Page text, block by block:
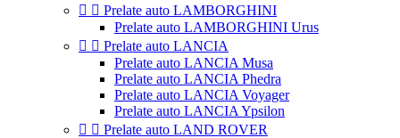
  Prelate auto LAMBORGHINI
Prelate auto LAMBORGHINI Urus
  Prelate auto LANCIA
Prelate auto LANCIA Musa
Prelate auto LANCIA Phedra
Prelate auto LANCIA Voyager
Prelate auto LANCIA Ypsilon
  Prelate auto LAND ROVER